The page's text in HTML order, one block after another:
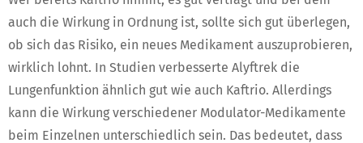
auch die Wirkung in Ordnung ist, sollte sich gut überlegen,
ob sich das Risiko, ein neues Medikament auszuprobieren,
wirklich lohnt. In Studien verbesserte Alyftrek die
Lungenfunktion ähnlich gut wie auch Kaftrio. Allerdings
kann die Wirkung verschiedener Modulator-Medikamente
beim Einzelnen unterschiedlich sein. Das bedeutet, dass